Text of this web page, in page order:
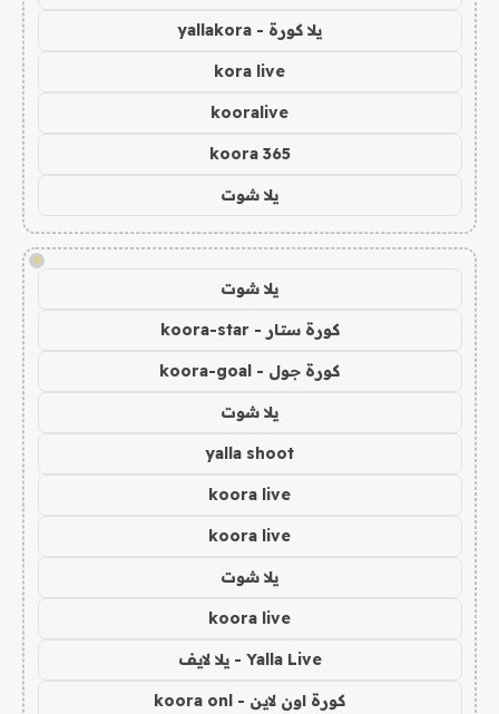
يلا كورة - yallakora
kora live
kooralive
koora 365
يلا شوت
!
يلا شوت
كورة ستار - koora-star
كورة جول - koora-goal
يلا شوت
yalla shoot
koora live
koora live
يلا شوت
koora live
Yalla Live - يلا لايف
كورة اون لاين - koora onl